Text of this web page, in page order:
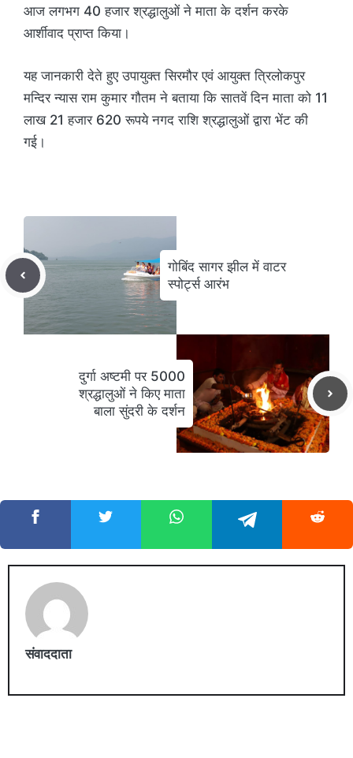
आज लगभग 40 हजार श्रद्धालुओं ने माता के दर्शन करके
आर्शीवाद प्राप्त किया।
यह जानकारी देते हुए उपायुक्त सिरमौर एवं आयुक्त त्रिलोकपुर
मन्दिर न्यास राम कुमार गौतम ने बताया कि सातवें दिन माता को 11
लाख 21 हजार 620 रूपये नगद राशि श्रद्धालुओं द्वारा भेंट की
गई।
गोबिंद सागर झील में वाटर
स्पोर्ट्स आरंभ
दुर्गा अष्टमी पर 5000
श्रद्धालुओं ने किए माता
बाला सुंदरी के दर्शन
संवाददाता